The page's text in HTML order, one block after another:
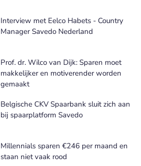
Interview met Eelco Habets - Country
Manager Savedo Nederland
Prof. dr. Wilco van Dijk: Sparen moet
makkelijker en motiverender worden
gemaakt
Belgische CKV Spaarbank sluit zich aan
bij spaarplatform Savedo
Millennials sparen €246 per maand en
staan niet vaak rood